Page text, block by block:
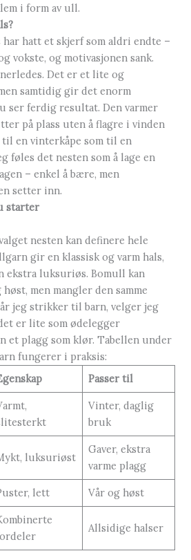
i form av ull.
har hatt et skjerf som aldri endte –
vokste, og motivasjonen sank.
Det er et lite og
samtidig gir det enorm
ser ferdig resultat. Den varmer
på plass uten å flagre i vinden
en vinterkåpe som til en
føles det nesten som å lage en
– enkel å bære, men
setter inn.
starter
nesten kan definere hele
gir en klassisk og varm hals,
ekstra luksuriøs. Bomull kan
men mangler den samme
jeg strikker til barn, velger jeg
er lite som ødelegger
et plagg som klør. Tabellen under
fungerer i praksis:
Passer til
Vinter, daglig
bruk
luksuriøst
Gaver, ekstra
varme plagg
lett Vår og høst
Allsidige halser